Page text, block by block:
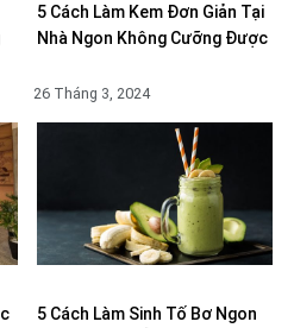
5 Cách Làm Kem Đơn Giản Tại
Nhà Ngon Không Cưỡng Được
26 Tháng 3, 2024
5 Cách Làm Sinh Tố Bơ Ngon